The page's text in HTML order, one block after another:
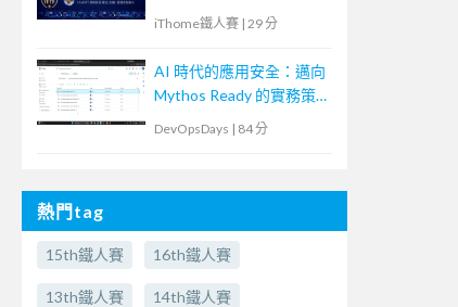
iThome鐵人賽 | 29 分
AI 時代的應用安全：邁向
Mythos Ready 的實務策
DevOpsDays | 84 分
熱門tag
15th鐵人賽 16th鐵人賽
13th鐵人賽 14th鐵人賽